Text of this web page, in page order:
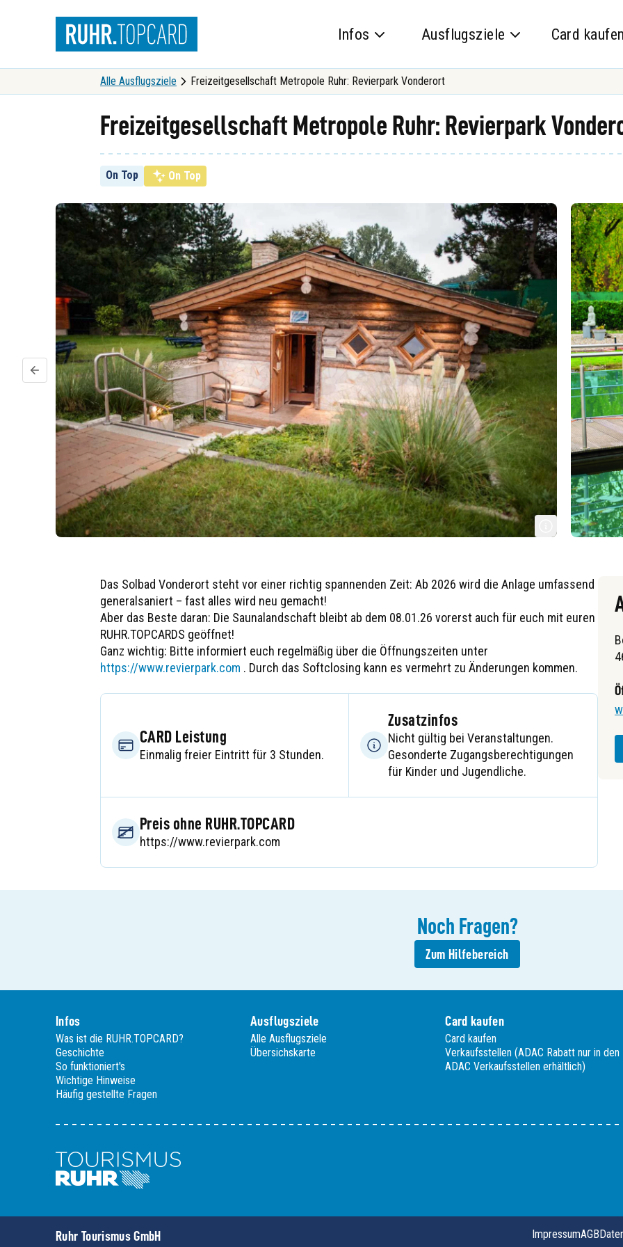
Infos Ausflugsziele Card kaufen
Alle Ausflugsziele Freizeitgesellschaft Metropole Ruhr: Revierpark Vonderort
Freizeitgesellschaft Metropole Ruhr: Revierpark
On Top On Top
Vorheriger Slide
Das Solbad Vonderort steht vor einer richtig spannenden Zeit: Ab 2026 wird die Anlage umfassend
generalsaniert – fast alles wird neu gemacht!
Aber das Beste daran: Die Saunalandschaft bleibt ab dem 08.01.26 vorerst auch für euch mit euren
RUHR.TOPCARDS geöffnet!
Ganz wichtig: Bitte informiert euch regelmäßig über die Öffnungszeiten unter
https://www.revierpark.com . Durch das Softclosing kann es vermehrt zu Änderungen kommen.
CARD Leistung
Einmalig freier Eintritt für 3 Stunden.
Zusatzinfos
Nicht gültig bei Veranstaltungen.
Gesonderte Zugangsberechtigungen
für Kinder und Jugendliche.
Preis ohne RUHR.TOPCARD
https://www.revierpark.com
Noch Fragen?
Zum Hilfebereich
Infos
Was ist die RUHR.TOPCARD?
Geschichte
So funktioniert's
Wichtige Hinweise
Häufig gestellte Fragen
Ausflugsziele
Alle Ausflugsziele
Übersichskarte
Card kaufen
Card kaufen
Verkaufsstellen (ADAC Rabatt nur in den
ADAC Verkaufsstellen erhältlich)
Ruhr Tourismus GmbH ImpressumAGB